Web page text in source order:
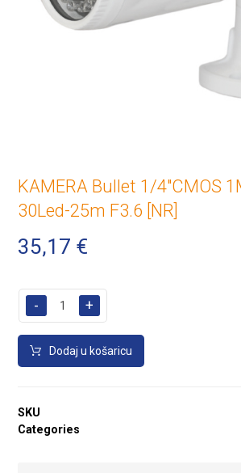
KAMERA Bullet 1/4″CMOS
30Led-25m F3.6 [NR]
35,17 €
- +
Dodaj u košaricu
SKU
Categories